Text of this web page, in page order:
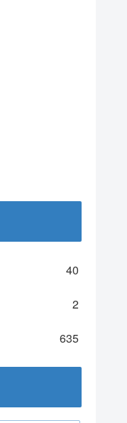
40
2
635